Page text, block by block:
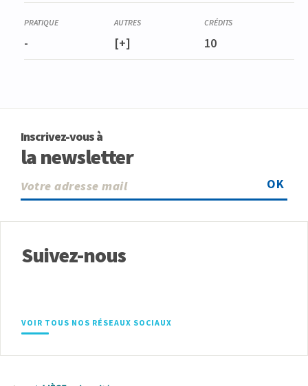
- [+] 10
Inscrivez-vous à
la newsletter
OK
Suivez-nous
VOIR TOUS NOS RÉSEAUX SOCIAUX